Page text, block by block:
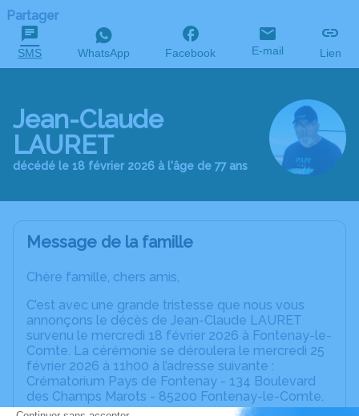
Partager
SMS WhatsApp Facebook E-mail Lien
Jean-Claude
LAURET
décédé le 18 février 2026 à l'âge de 77 ans
Message de la famille
Chère famille, chers amis,
C’est avec une grande tristesse que nous vous
annonçons le décès de Jean-Claude LAURET
survenu le mercredi 18 février 2026 à Fontenay-le-
Comte. La cérémonie se déroulera le mercredi 25
février 2026 à 11h00 à l’adresse suivante :
Crématorium Pays de Fontenay - 134 Boulevard
des Champs Marots - 85200 Fontenay-le-Comte.